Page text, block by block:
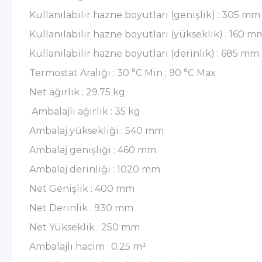
Kullanılabilir hazne boyutları (genişlik) : 305 mm
Kullanılabilir hazne boyutları (yükseklik) : 160
Kullanılabilir hazne boyutları (derinlik) : 685 mm
Termostat Aralığı : 30 °C Min ; 90 °C Max
Net ağırlık : 29.75 kg
Ambalajlı ağırlık : 35 kg
Ambalaj yüksekliği : 540 mm
Ambalaj genişliği : 460 mm
Ambalaj derinliği : 1020 mm
Net Genişlik : 400 mm
Net Derinlik : 930 mm
Net Yükseklik : 250 mm
Ambalajlı hacim : 0.25 m³